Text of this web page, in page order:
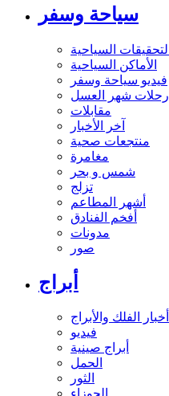
سياحة وسفر
التحقيقات السياحية
الأماكن السياحية
فيديو سياحة وسفر
رحلات شهر العسل
مقابلات
آخر الأخبار
منتجعات صحية
مغامرة
شمس و بحر
تزلج
أشهر المطاعم
أفخم الفنادق
مدونات
صور
أبراج
أخبار الفلك والأبراج
فيديو
أبراج صينية
الحمل
الثور